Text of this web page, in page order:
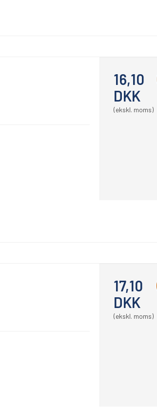
16,10
DKK
(ekskl. moms)
17,10
DKK
(ekskl. moms)